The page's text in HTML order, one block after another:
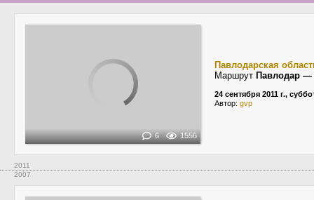
6 1556
Павлодарская
Маршрут Павлодар
24 сентября 2011 г.,
Автор: gvp
2011
2007